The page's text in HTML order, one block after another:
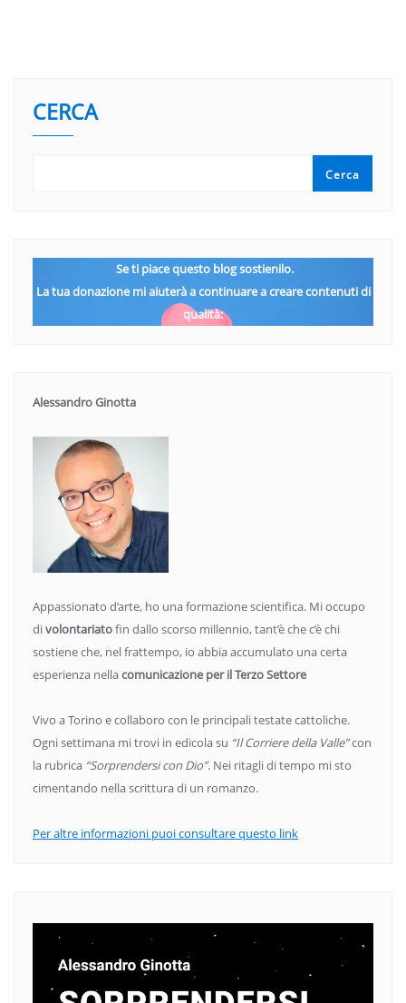
CERCA
Cerca
Se ti piace questo blog sostienilo.
La tua donazione mi aiuterà a continuare a creare contenuti di
qualità:
Alessandro Ginotta
Appassionato d’arte, ho una formazione scientifica. Mi occupo
divolontariatofin dallo scorso millennio, tant’è che c’è chi
sostiene che, nel frattempo, io abbia accumulato una certa
esperienza nellacomunicazione per il Terzo Settore
Vivo a Torino e collaboro con le principali testate cattoliche.
Ogni settimana mi trovi in edicola su “Il Corriere della Valle”con
la rubrica “Sorprendersi con Dio”. Nei ritagli di tempo mi sto
cimentando nella scrittura di un romanzo.
Per altre informazioni puoi consultare questo link